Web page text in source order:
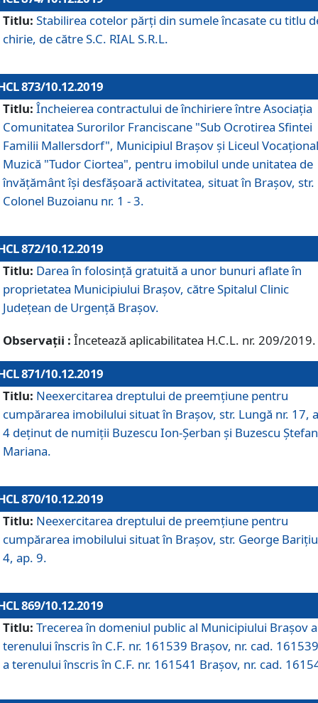
Titlu: Stabilirea cotelor părți din sumele încasate cu titlu
chirie, de către S.C. RIAL S.R.L.
873/10.12.2019
Titlu: Încheierea contractului de închiriere între Asociația
Comunitatea Surorilor Franciscane "Sub Ocrotirea Sfintei
Familii Mallersdorf", Municipiul Braşov şi Liceul
Muzică "Tudor Ciortea", pentru imobilul unde unitatea de
învățământ îşi desfăşoară activitatea, situat în Braşov, str.
Colonel Buzoianu nr. 1 - 3.
872/10.12.2019
Titlu: Darea în folosinţă gratuită a unor bunuri aflate în
proprietatea Municipiului Braşov, către Spitalul Clinic
Judeţean de Urgenţă Braşov.
Observații : Încetează aplicabilitatea H.C.L. nr. 209/2019.
871/10.12.2019
Titlu: Neexercitarea dreptului de preemţiune pentru
cumpărarea imobilului situat în Braşov, str. Lungă nr. 17,
4 deţinut de numiţii Buzescu Ion-Şerban și Buzescu
Mariana.
870/10.12.2019
Titlu: Neexercitarea dreptului de preemţiune pentru
cumpărarea imobilului situat în Braşov, str. George
4, ap. 9.
869/10.12.2019
Titlu: Trecerea în domeniul public al Municipiului Braşov a
terenului înscris în C.F. nr. 161539 Brașov, nr. cad.
a terenului înscris în C.F. nr. 161541 Brașov, nr. cad.